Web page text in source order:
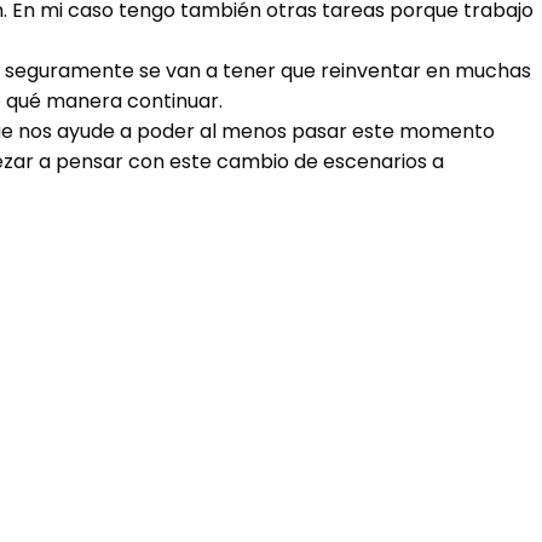
mi caso tengo también otras tareas porque trabajo
se van a tener que reinventar en muchas
manera continuar.
nos ayude a poder al menos pasar este momento
a pensar con este cambio de escenarios a